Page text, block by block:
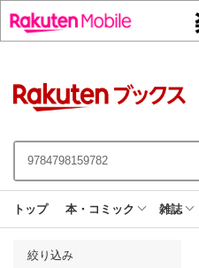
トップ 本・コミック 雑誌
絞り込み